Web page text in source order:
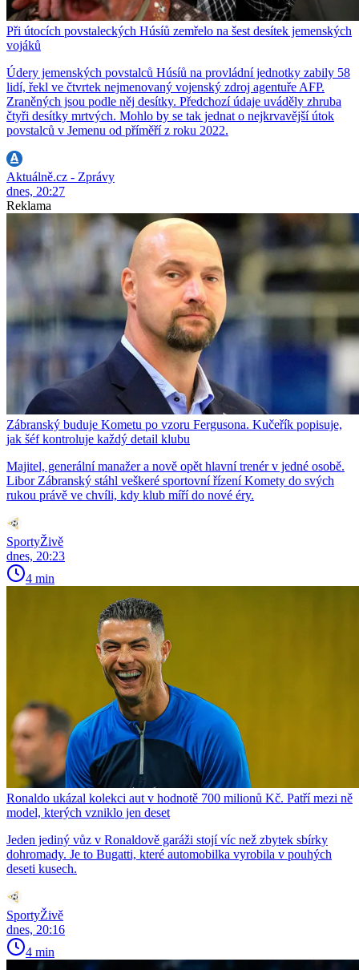
Při útocích povstaleckých Húsíů zemřelo na šest desítek jemenských
vojáků
Údery jemenských povstalců Húsíů na provládní jednotky zabily 58
lidí, řekl ve čtvrtek nejmenovaný vojenský zdroj agentuře AFP.
Zraněných jsou podle něj desítky. Předchozí údaje uváděly zhruba
čtyři desítky mrtvých. Mohlo by se tak jednat o nejkrvavější útok
povstalců v Jemenu od příměří z roku 2022.
Aktuálně.cz - Zprávy
dnes, 20:27
Reklama
Zábranský buduje Kometu po vzoru Fergusona. Kučeřík popisuje,
jak šéf kontroluje každý detail klubu
Majitel, generální manažer a nově opět hlavní trenér v jedné osobě.
Libor Zábranský stáhl veškeré sportovní řízení Komety do svých
rukou právě ve chvíli, kdy klub míří do nové éry.
SportyŽivě
dnes, 20:23
4 min
Ronaldo ukázal kolekci aut v hodnotě 700 milionů Kč. Patří mezi ně
model, kterých vzniklo jen deset
Jeden jediný vůz v Ronaldově garáži stojí víc než zbytek sbírky
dohromady. Je to Bugatti, které automobilka vyrobila v pouhých
deseti kusech.
SportyŽivě
dnes, 20:16
4 min